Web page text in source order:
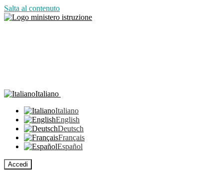
Salta al contenuto
Italiano
Italiano
English
Deutsch
Français
Español
Accedi